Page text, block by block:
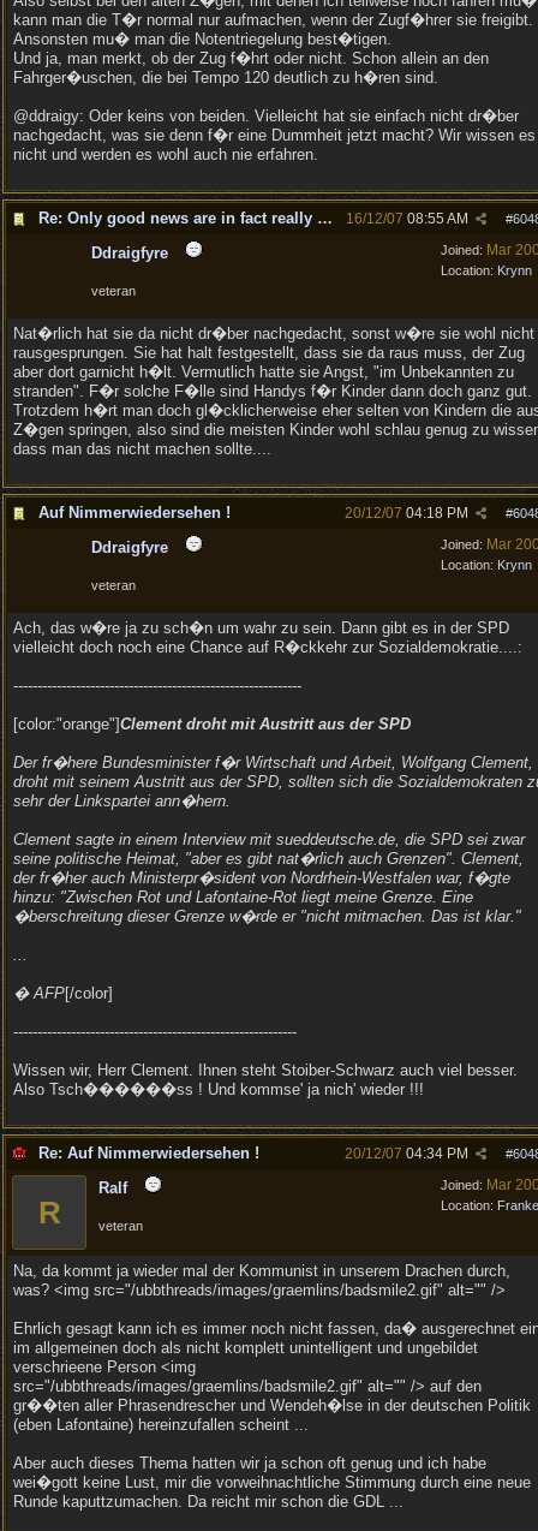
kann man die T�r normal nur aufmachen, wenn der Zugf�hrer sie freigibt.
Ansonsten mu� man die Notentriegelung best�tigen.
Und ja, man merkt, ob der Zug f�hrt oder nicht. Schon allein an den
Fahrger�uschen, die bei Tempo 120 deutlich zu h�ren sind.
@ddraigy: Oder keins von beiden. Vielleicht hat sie einfach nicht dr�ber
nachgedacht, was sie denn f�r eine Dummheit jetzt macht? Wir wissen es
nicht und werden es wohl auch nie erfahren.
Re: Only good news are in fact really good news! #
16/12/07 08:55 AM
Joined: Mar
Location: Krynn
Ddraigfyre
veteran
Nat�rlich hat sie da nicht dr�ber nachgedacht, sonst w�re sie wohl nicht
rausgesprungen. Sie hat halt festgestellt, dass sie da raus muss, der Zug
aber dort garnicht h�lt. Vermutlich hatte sie Angst, "im Unbekannten zu
stranden". F�r solche F�lle sind Handys f�r Kinder dann doch ganz gut.
Trotzdem h�rt man doch gl�cklicherweise eher selten von Kindern die
Z�gen springen, also sind die meisten Kinder wohl schlau genug zu
dass man das nicht machen sollte....
Auf Nimmerwiedersehen ! #
20/12/07 04:18 PM
Joined: Mar
Location: Krynn
Ddraigfyre
veteran
Ach, das w�re ja zu sch�n um wahr zu sein. Dann gibt es in der SPD
vielleicht doch noch eine Chance auf R�ckkehr zur Sozialdemokratie....:
------------------------------------------------------------
[color:"orange"]Clement droht mit Austritt aus der SPD
Der fr�here Bundesminister f�r Wirtschaft und Arbeit, Wolfgang Clement,
droht mit seinem Austritt aus der SPD, sollten sich die Sozialdemokraten
sehr der Linkspartei ann�hern.
Clement sagte in einem Interview mit sueddeutsche.de, die SPD sei zwar
seine politische Heimat, "aber es gibt nat�rlich auch Grenzen". Clement,
der fr�her auch Ministerpr�sident von Nordrhein-Westfalen war, f�gte
hinzu: "Zwischen Rot und Lafontaine-Rot liegt meine Grenze. Eine
�berschreitung dieser Grenze w�rde er "nicht mitmachen. Das ist klar."
...
� AFP[/color]
-----------------------------------------------------------
Wissen wir, Herr Clement. Ihnen steht Stoiber-Schwarz auch viel besser.
Also Tsch������ss ! Und kommse' ja nich' wieder !!!
Re: Auf Nimmerwiedersehen ! #
20/12/07 04:34 PM
Joined: Mar
Location:
R
Ralf
veteran
Na, da kommt ja wieder mal der Kommunist in unserem Drachen durch,
was? <img src="/ubbthreads/images/graemlins/badsmile2.gif" alt="" />
Ehrlich gesagt kann ich es immer noch nicht fassen, da� ausgerechnet
im allgemeinen doch als nicht komplett unintelligent und ungebildet
verschrieene Person <img
src="/ubbthreads/images/graemlins/badsmile2.gif" alt="" /> auf den
gr��ten aller Phrasendrescher und Wendeh�lse in der deutschen Politik
(eben Lafontaine) hereinzufallen scheint ...
Aber auch dieses Thema hatten wir ja schon oft genug und ich habe
wei�gott keine Lust, mir die vorweihnachtliche Stimmung durch eine neue
Runde kaputtzumachen. Da reicht mir schon die GDL ...